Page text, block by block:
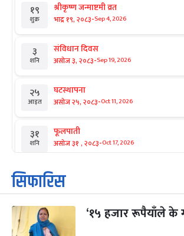
१९
शुक्र
श्रीकृष्ण जन्माष्टमी व्रत
भाद्र १९, २०८३-Sep 4, 2026
३
शनि
संविधान दिवस
असोज ३, २०८३-Sep 19, 2026
२५
आइत
घटस्थापना
असोज २५, २०८३-Oct 11, 2026
३१
शनि
फूलपाती
असोज ३१ , २०८३-Oct 17, 2026
१
आइत
कार्तिक सङ्क्रान्ति
कार्तिक १, २०८३
३
मंगल कार्तिक ३, २०८३
सिफारिस
‘१५ हजार रूपैयाँले के